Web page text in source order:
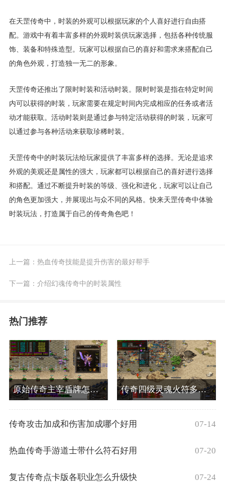
在天罡传奇中，时装的外观可以根据玩家的个人喜好进行自由搭
配。游戏中有着丰富多样的外观时装供玩家选择，包括各种传统服
饰、装备和特殊造型。玩家可以根据自己的喜好和需求来搭配自己
的角色外观，打造独一无二的形象。
天罡传奇还推出了限时时装和活动时装。限时时装是指在特定时间
内可以获得的时装，玩家需要在规定时间内完成相应的任务或者活
动才能获取。活动时装则是通过参与特定活动获得的时装，玩家可
以通过参与各种活动来获取珍稀时装。
天罡传奇中的时装玩法给玩家提供了丰富多样的选择。无论是追求
外观的美观还是属性的强大，玩家都可以根据自己的喜好进行选择
和搭配。通过不断提升时装的等级、强化和进化，玩家可以让自己
的角色更加强大，并展现出与众不同的风格。快来天罡传奇中体验
时装玩法，打造属于自己的传奇角色吧！
上一篇： 热血传奇技能是提升伤害的最好帮手
下一篇： 介绍幻魂传奇中的时装属性
热门推荐
原始传奇主宰盾牌怎么获得 传奇四级灵魂火符多少钱能出
传奇攻击加成和伤害加成哪个好用 07-14
热血传奇手游道士带什么符石好用 07-20
复古传奇点卡版各职业怎么升级快 07-24